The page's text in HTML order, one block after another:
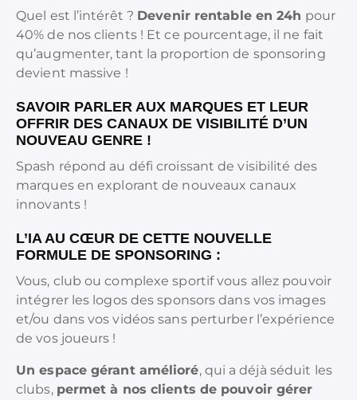
Quel est l’intérêt ? Devenir rentable en 24h pour
40% de nos clients ! Et ce pourcentage, il ne fait
qu’augmenter, tant la proportion de sponsoring
devient massive !
SAVOIR PARLER AUX MARQUES ET LEUR
OFFRIR DES CANAUX DE VISIBILITÉ D’UN
NOUVEAU GENRE !
Spash répond au défi croissant de visibilité des
marques en explorant de nouveaux canaux
innovants !
L’IA AU CŒUR DE CETTE NOUVELLE
FORMULE DE SPONSORING :
Vous, club ou complexe sportif vous allez pouvoir
intégrer les logos des sponsors dans vos images
et/ou dans vos vidéos sans perturber l’expérience
de vos joueurs !
Un espace gérant amélioré, qui a déjà séduit les
clubs, permet à nos clients de pouvoir gérer